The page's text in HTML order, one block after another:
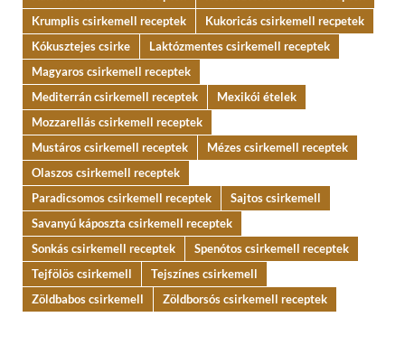
Krumplis csirkemell receptek
Kukoricás csirkemell recpetek
Kókusztejes csirke
Laktózmentes csirkemell receptek
Magyaros csirkemell receptek
Mediterrán csirkemell receptek
Mexikói ételek
Mozzarellás csirkemell receptek
Mustáros csirkemell receptek
Mézes csirkemell receptek
Olaszos csirkemell receptek
Paradicsomos csirkemell receptek
Sajtos csirkemell
Savanyú káposzta csirkemell receptek
Sonkás csirkemell receptek
Spenótos csirkemell receptek
Tejfölös csirkemell
Tejszínes csirkemell
Zöldbabos csirkemell
Zöldborsós csirkemell receptek